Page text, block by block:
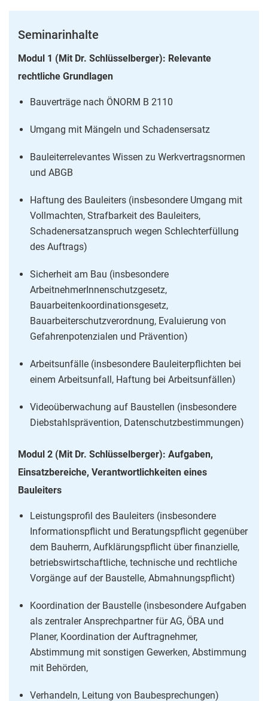
Seminarinhalte
Modul 1 (Mit Dr. Schlüsselberger): Relevante
rechtliche Grundlagen
Bauverträge nach ÖNORM B 2110
Umgang mit Mängeln und Schadensersatz
Bauleiterrelevantes Wissen zu Werkvertragsnormen
und ABGB
Haftung des Bauleiters (insbesondere Umgang mit
Vollmachten, Strafbarkeit des Bauleiters,
Schadenersatzanspruch wegen Schlechterfüllung
des Auftrags)
Sicherheit am Bau (insbesondere
ArbeitnehmerInnenschutzgesetz,
Bauarbeitenkoordinationsgesetz,
Bauarbeiterschutzverordnung, Evaluierung von
Gefahrenpotenzialen und Prävention)
Arbeitsunfälle (insbesondere Bauleiterpflichten bei
einem Arbeitsunfall, Haftung bei Arbeitsunfällen)
Videoüberwachung auf Baustellen (insbesondere
Diebstahlsprävention, Datenschutzbestimmungen)
Modul 2 (Mit Dr. Schlüsselberger): Aufgaben,
Einsatzbereiche, Verantwortlichkeiten eines
Bauleiters
Leistungsprofil des Bauleiters (insbesondere
Informationspflicht und Beratungspflicht gegenüber
dem Bauherrn, Aufklärungspflicht über finanzielle,
betriebswirtschaftliche, technische und rechtliche
Vorgänge auf der Baustelle, Abmahnungspflicht)
Koordination der Baustelle (insbesondere Aufgaben
als zentraler Ansprechpartner für AG, ÖBA und
Planer, Koordination der Auftragnehmer,
Abstimmung mit sonstigen Gewerken, Abstimmung
mit Behörden,
Verhandeln, Leitung von Baubesprechungen)